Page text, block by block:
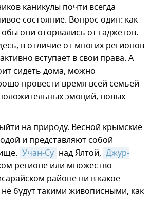
каникулы почти всегда
состояние. Вопрос один: как
они оторвались от гаджетов.
в отличие от многих регионов
вступает в свои права. А
сидеть дома, можно
провести время всей семьей
эмоций, новых
на природу. Весной крымские
и представляют собой
Учан-Су над Ялтой, Джур-
регионе или множество
районе ни в какое
будут такими живописными, как